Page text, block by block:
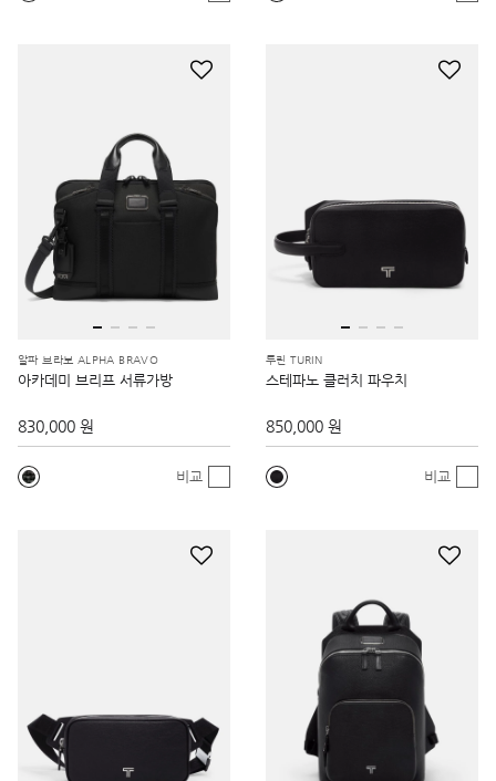
알파 브라보 ALPHA BRAVO
아카데미 브리프 서류가방
830,000 원
비교
투린 TURIN
스테파노 클러치 파우치
850,000 원
비교